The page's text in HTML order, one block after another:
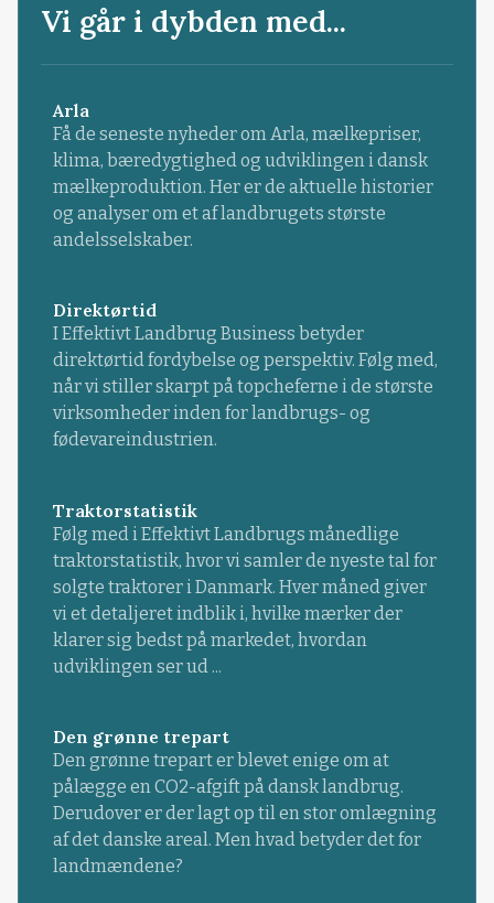
Vi går i dybden med...
Arla
Få de seneste nyheder om Arla, mælkepriser,
klima, bæredygtighed og udviklingen i dansk
mælkeproduktion. Her er de aktuelle historier
og analyser om et af landbrugets største
andelsselskaber.
Direktørtid
I Effektivt Landbrug Business betyder
direktørtid fordybelse og perspektiv. Følg med,
når vi stiller skarpt på topcheferne i de største
virksomheder inden for landbrugs- og
fødevareindustrien.
Traktorstatistik
Følg med i Effektivt Landbrugs månedlige
traktorstatistik, hvor vi samler de nyeste tal for
solgte traktorer i Danmark. Hver måned giver
vi et detaljeret indblik i, hvilke mærker der
klarer sig bedst på markedet, hvordan
udviklingen ser ud ...
Den grønne trepart
Den grønne trepart er blevet enige om at
pålægge en CO2-afgift på dansk landbrug.
Derudover er der lagt op til en stor omlægning
af det danske areal. Men hvad betyder det for
landmændene?